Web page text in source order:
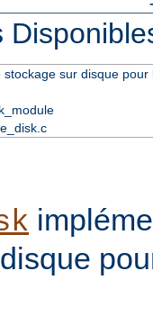
stockage sur disque